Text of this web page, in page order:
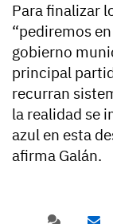
Para finalizar
“pediremos
gobierno
principal
recurran
la realidad se
azul en esta
afirma Galán.